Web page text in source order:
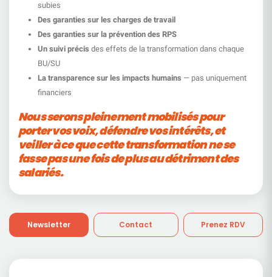
subies
Des garanties sur les charges de travail
Des garanties sur la prévention des RPS
Un suivi précis des effets de la transformation dans chaque
BU/SU
La transparence sur les impacts humains — pas uniquement
financiers
Nous serons pleinement mobilisés pour
porter vos voix, défendre vos intérêts, et
veiller à ce que cette transformation ne se
fasse pas une fois de plus au détriment des
salariés.
Newsletter Contact Prenez RDV